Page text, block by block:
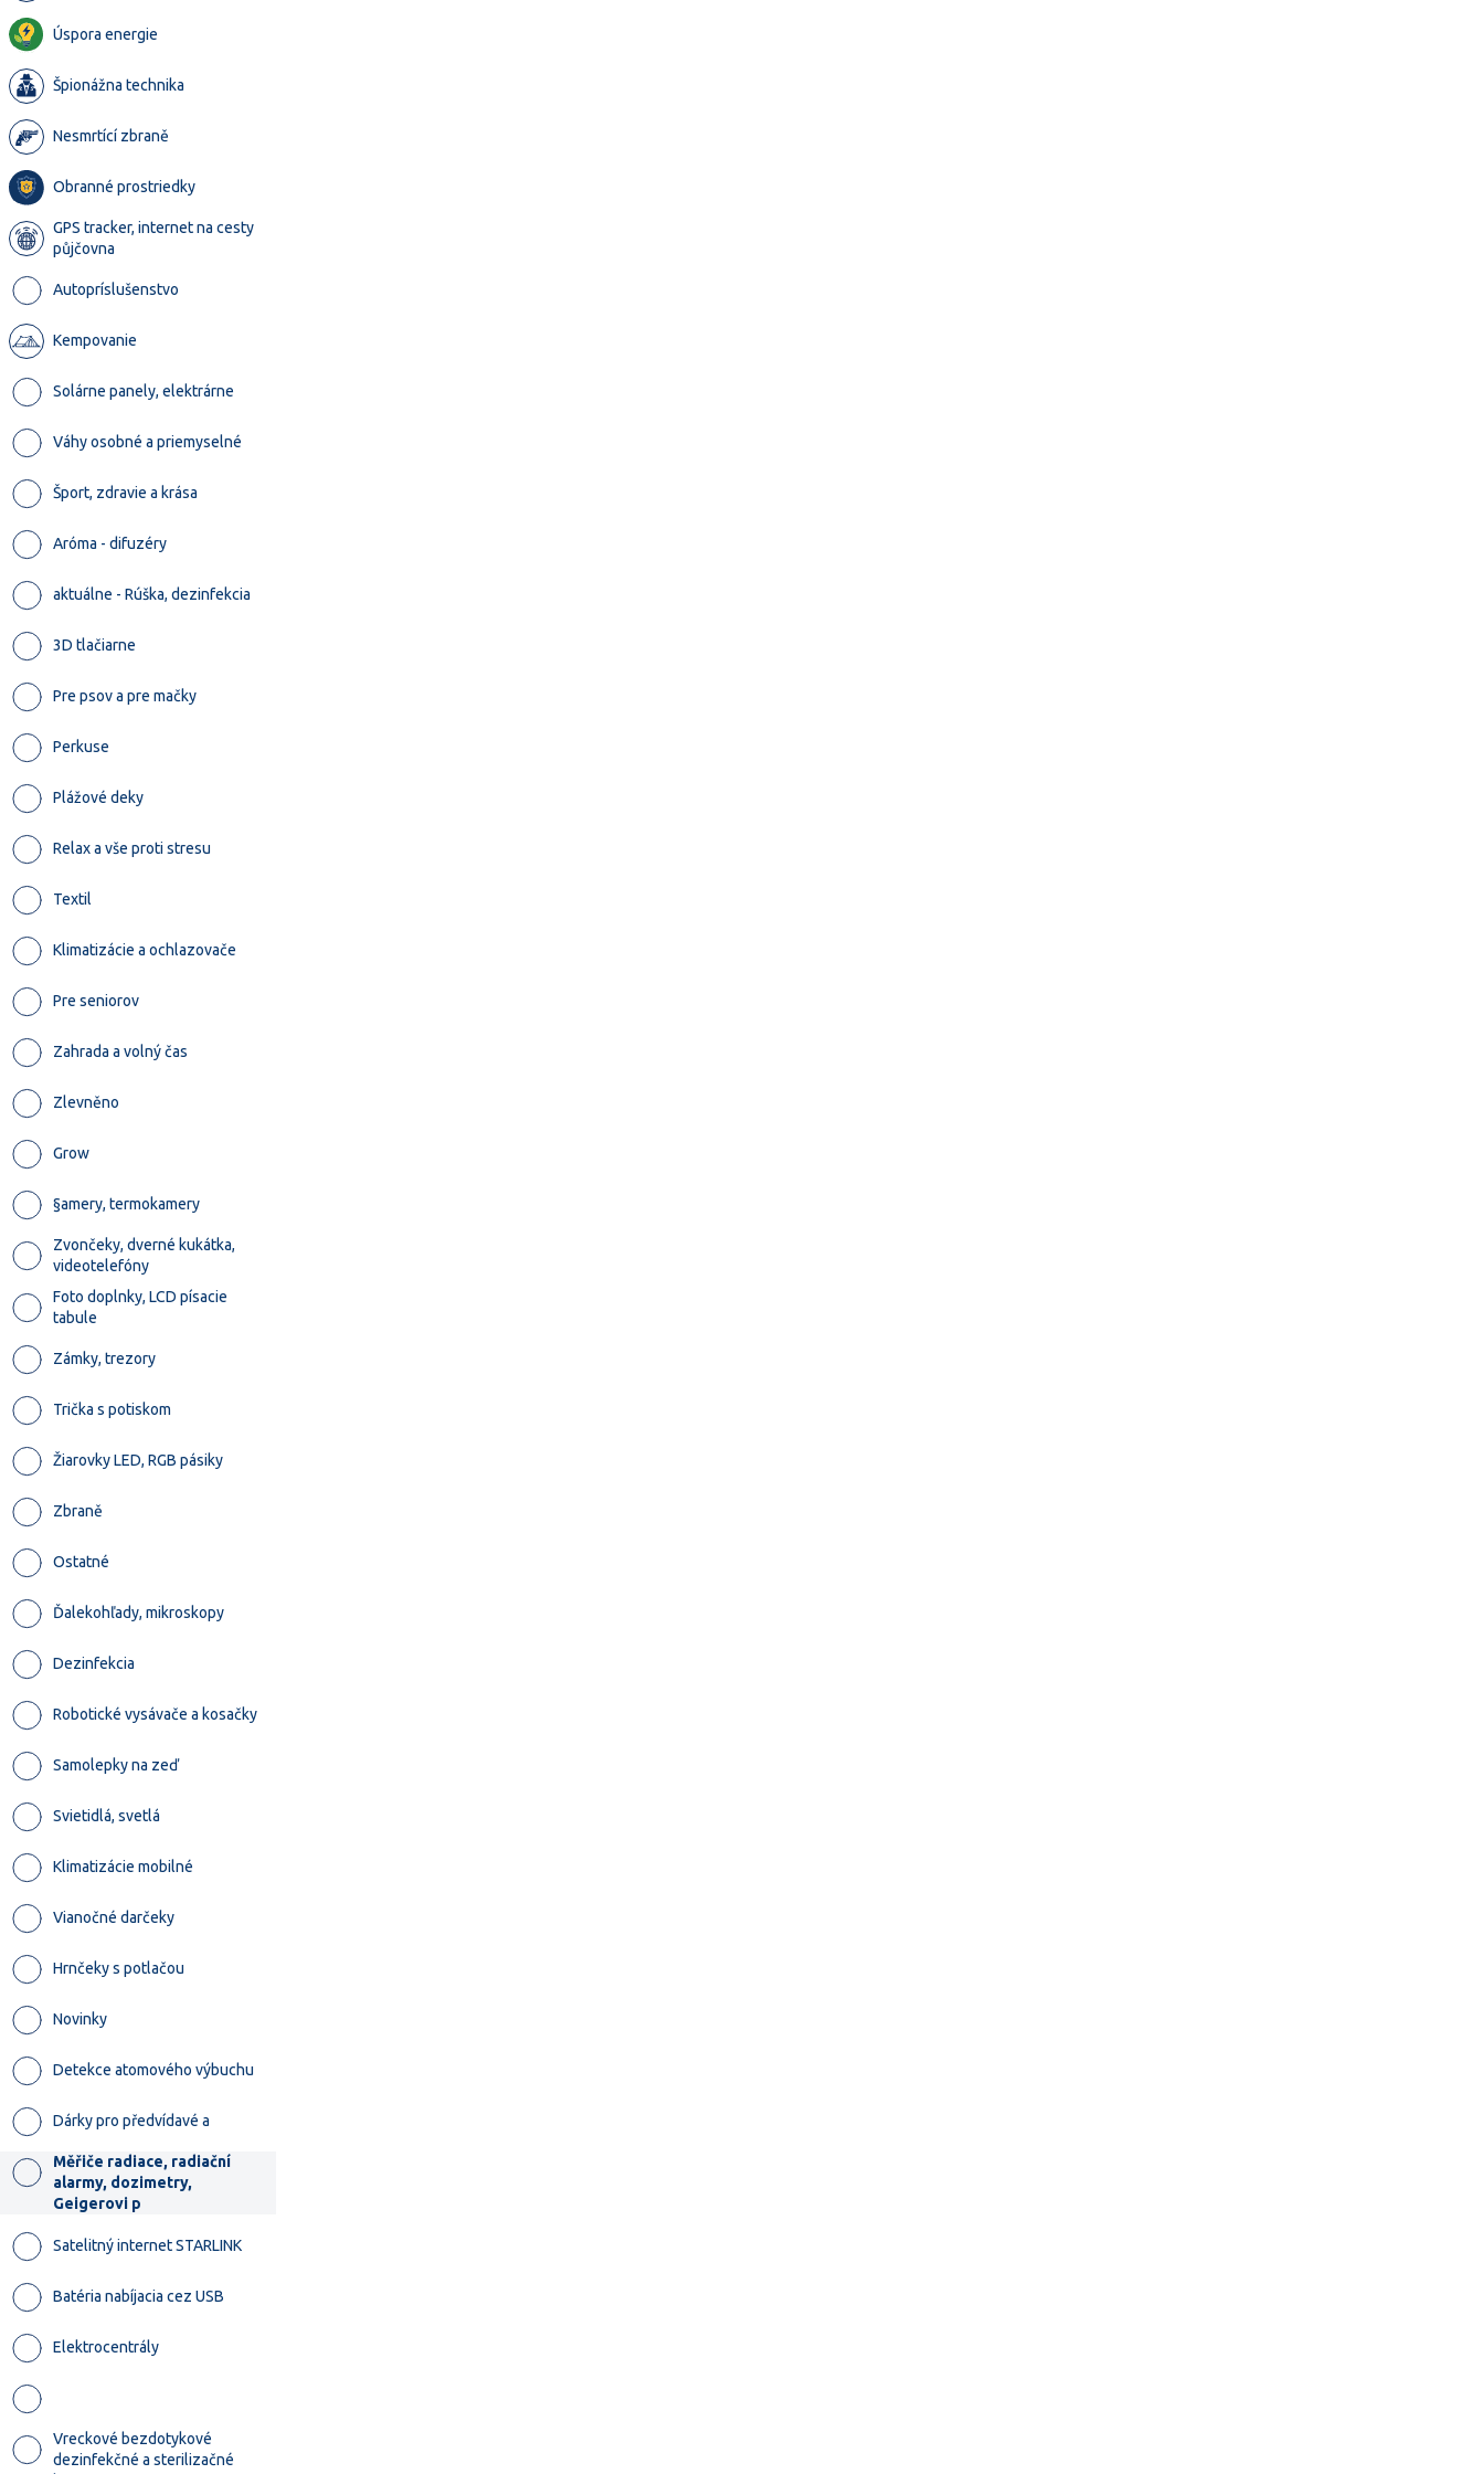
Úspora energie
Špionážna technika
Nesmrtící zbraně
Obranné prostriedky
GPS tracker, internet na cesty
půjčovna
Autopríslušenstvo
Kempovanie
Solárne panely, elektrárne
Váhy osobné a priemyselné
Šport, zdravie a krása
Aróma - difuzéry
aktuálne - Rúška, dezinfekcia
3D tlačiarne
Pre psov a pre mačky
Perkuse
Plážové deky
Relax a vše proti stresu
Textil
Klimatizácie a ochlazovače
Pre seniorov
Zahrada a volný čas
Zlevněno
Grow
§amery, termokamery
Zvončeky, dverné kukátka,
videotelefóny
Foto doplnky, LCD písacie
tabule
Zámky, trezory
Trička s potiskom
Žiarovky LED, RGB pásiky
Zbraně
Ostatné
Ďalekohľady, mikroskopy
Dezinfekcia
Robotické vysávače a kosačky
Samolepky na zeď
Svietidlá, svetlá
Klimatizácie mobilné
Vianočné darčeky
Hrnčeky s potlačou
Novinky
Detekce atomového výbuchu
Dárky pro předvídavé a
Měřiče radiace, radiační
alarmy, dozimetry,
Geigerovi p
Satelitný internet STARLINK
Batéria nabíjacia cez USB
Elektrocentrály
Vreckové bezdotykové
dezinfekčné a sterilizačné